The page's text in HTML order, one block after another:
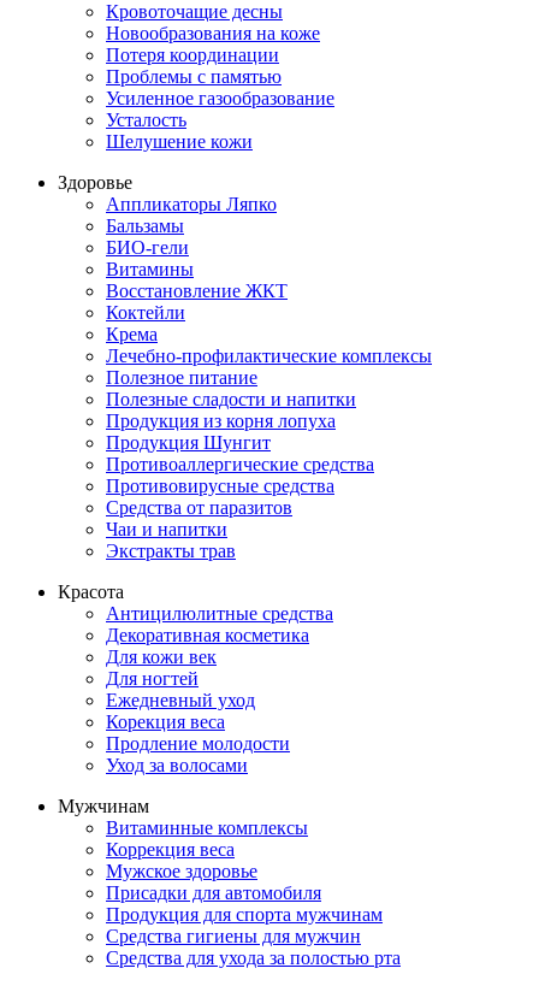
Кровоточащие десны
Новообразования на коже
Потеря координации
Проблемы с памятью
Усиленное газообразование
Усталость
Шелушение кожи
Здоровье
Аппликаторы Ляпко
Бальзамы
БИО-гели
Витамины
Восстановление ЖКТ
Коктейли
Крема
Лечебно-профилактические комплексы
Полезное питание
Полезные сладости и напитки
Продукция из корня лопуха
Продукция Шунгит
Противоаллергические средства
Противовирусные средства
Средства от паразитов
Чаи и напитки
Экстракты трав
Красота
Антицилюлитные средства
Декоративная косметика
Для кожи век
Для ногтей
Ежедневный уход
Корекция веса
Продление молодости
Уход за волосами
Мужчинам
Витаминные комплексы
Коррекция веса
Мужское здоровье
Присадки для автомобиля
Продукция для спорта мужчинам
Средства гигиены для мужчин
Средства для ухода за полостью рта